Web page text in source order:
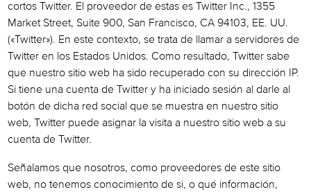
cortos Twitter. El proveedor de estas es Twitter Inc., 1355
Market Street, Suite 900, San Francisco, CA 94103, EE. UU.
(«Twitter»). En este contexto, se trata de llamar a servidores de
Twitter en los Estados Unidos. Como resultado, Twitter sabe
que nuestro sitio web ha sido recuperado con su dirección IP.
Si tiene una cuenta de Twitter y ha iniciado sesión al darle al
botón de dicha red social que se muestra en nuestro sitio
web, Twitter puede asignar la visita a nuestro sitio web a su
cuenta de Twitter.
Señalamos que nosotros, como proveedores de este sitio
web, no tenemos conocimiento de si, o qué información,